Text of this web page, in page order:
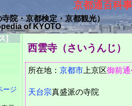
京都通百科
寺院・京都検定・京都観光）
of KYOTO
西雲寺（さいうんじ）
所在地： 京都市 上京区御前通
天台宗真盛派の寺院
]
ージ